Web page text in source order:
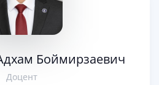
Боймирзаевич
Доцент